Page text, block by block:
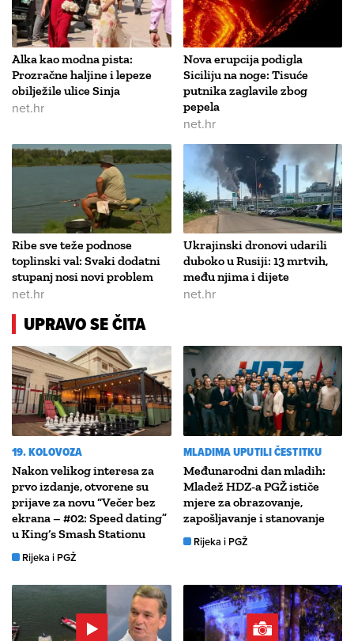
Alka kao modna pista:
Prozračne haljine i lepeze
obilježile ulice Sinja
net.hr
Nova erupcija podigla
Siciliju na noge: Tisuće
putnika zaglavile zbog
pepela
net.hr
Ribe sve teže podnose
toplinski val: Svaki dodatni
stupanj nosi novi problem
net.hr
Ukrajinski dronovi udarili
duboko u Rusiji: 13 mrtvih,
među njima i dijete
net.hr
UPRAVO SE ČITA
19. KOLOVOZA
Nakon velikog interesa za
prvo izdanje, otvorene su
prijave za novu “Večer bez
ekrana – #02: Speed dating”
u King’s Smash Stationu
Rijeka i PGŽ
MLADIMA UPUTILI ČESTITKU
Međunarodni dan mladih:
Mladež HDZ-a PGŽ ističe
mjere za obrazovanje,
zapošljavanje i stanovanje
Rijeka i PGŽ